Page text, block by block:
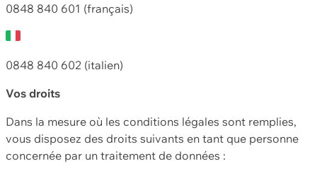
0848 840 601 (français)
0848 840 602 (italien)
Vos droits
Dans la mesure où les conditions légales sont remplies,
vous disposez des droits suivants en tant que personne
concernée par un traitement de données :